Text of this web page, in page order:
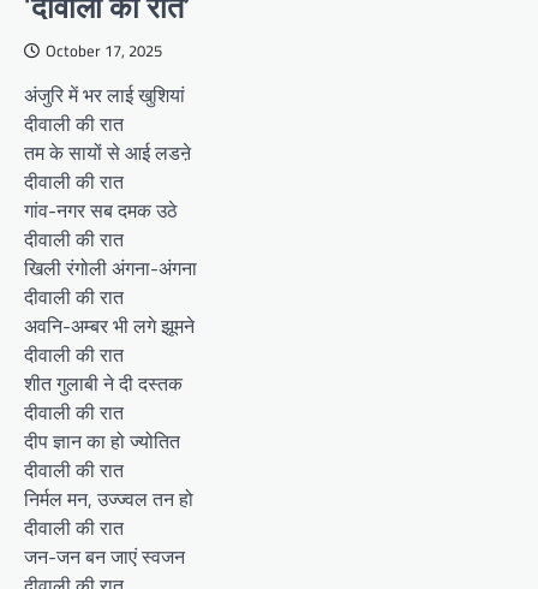
October 17, 2025
अंजुरि में भर लाई खुशियां
दीवाली की रात
तम के सायों से आई लडऩे
दीवाली की रात
गांव-नगर सब दमक उठे
दीवाली की रात
खिली रंगोली अंगना-अंगना
दीवाली की रात
अवनि-अम्बर भी लगे झूमने
दीवाली की रात
शीत गुलाबी ने दी दस्तक
दीवाली की रात
दीप ज्ञान का हो ज्योतित
दीवाली की रात
निर्मल मन, उज्ज्वल तन हो
दीवाली की रात
जन-जन बन जाएं स्वजन